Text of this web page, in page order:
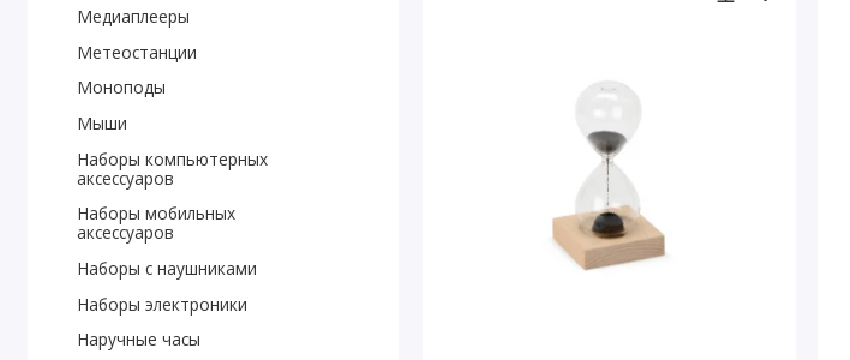
Медиаплееры
Метеостанции
Моноподы
Мыши
Наборы компьютерных
аксессуаров
Наборы мобильных
аксессуаров
Наборы с наушниками
Наборы электроники
Наручные часы